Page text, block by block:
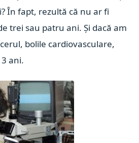
În fapt, rezultă că nu ar fi
trei sau patru ani. Și dacă am
bolile cardiovasculare,
ani.